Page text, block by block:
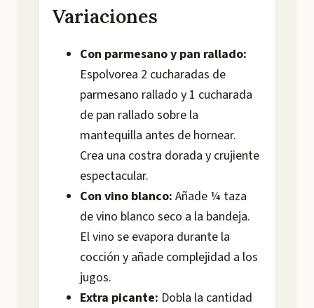
Variaciones
Con parmesano y pan rallado:
Espolvorea 2 cucharadas de
parmesano rallado y 1 cucharada
de pan rallado sobre la
mantequilla antes de hornear.
Crea una costra dorada y crujiente
espectacular.
Con vino blanco: Añade ¼ taza
de vino blanco seco a la bandeja.
El vino se evapora durante la
cocción y añade complejidad a los
jugos.
Extra picante: Dobla la cantidad